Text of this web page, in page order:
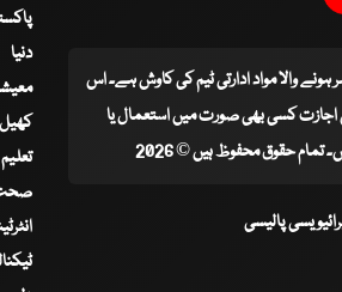
ہونے والا مواد ادارتی ٹیم کی کاوش ہے۔ اس
اجازت کسی بھی صورت میں استعمال یا
تمام حقوق محفوظ ہیں © 2026
پالیسی
دنیا
کھیل
تعلیم